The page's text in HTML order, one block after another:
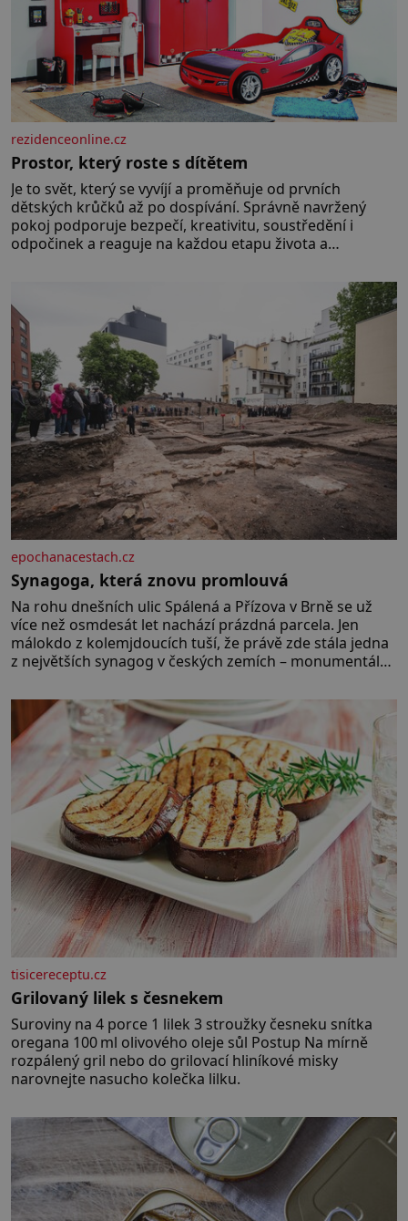
rezidenceonline.cz
Prostor, který roste s dítětem
Je to svět, který se vyvíjí a proměňuje od prvních
dětských krůčků až po dospívání. Správně navržený
pokoj podporuje bezpečí, kreativitu, soustředění i
odpočinek a reaguje na každou etapu života a
jednoduchost, měkkost a bezpečí, proto by pokoj
miminka měl působit především klidně a útulně.
Předškolní věk je
epochanacestach.cz
Synagoga, která znovu promlouvá
Na rohu dnešních ulic Spálená a Přízova v Brně se už
více než osmdesát let nachází prázdná parcela. Jen
málokdo z kolemjdoucích tuší, že právě zde stála jedna
z největších synagog v českých zemích – monumentální
a prosperující židovské komunity. Brněnská Velká
synagoga byla slavnostně otevřena v roce
tisicereceptu.cz
Grilovaný lilek s česnekem
Suroviny na 4 porce 1 lilek 3 stroužky česneku snítka
oregana 100 ml olivového oleje sůl Postup Na mírně
rozpálený gril nebo do grilovací hliníkové misky
narovnejte nasucho kolečka lilku.